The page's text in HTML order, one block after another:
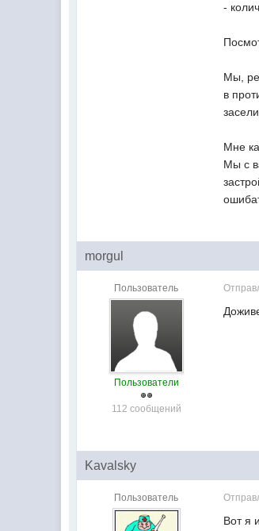
-
Мы,
в
Мне
Мы с
morgul
Пользователь
Пользователи
112 сообщений
Kavalsky
Пользователь
Вот я